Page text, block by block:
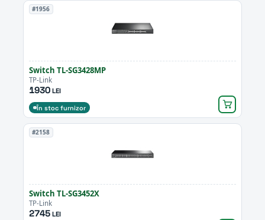
#1956
Switch TL-SG3428MP
TP-Link
1930LEI
În stoc furnizor
#2158
Switch TL-SG3452X
TP-Link
2745LEI